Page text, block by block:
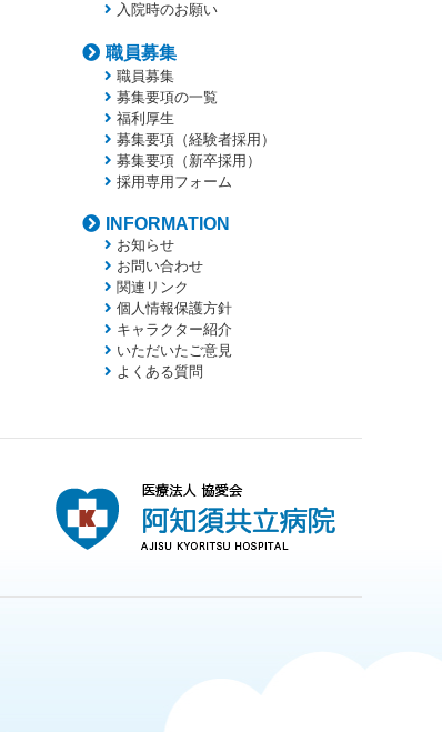
入院時のお願い
職員募集
職員募集
募集要項の一覧
福利厚生
募集要項（経験者採用）
募集要項（新卒採用）
採用専用フォーム
INFORMATION
お知らせ
お問い合わせ
関連リンク
個人情報保護方針
キャラクター紹介
いただいたご意見
よくある質問